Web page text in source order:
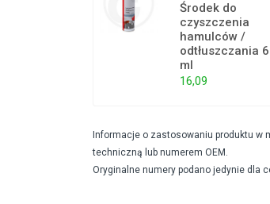
Środek do
czyszczenia
hamulców /
odtłuszczania
ml
16,09
Informacje o zastosowaniu produktu w
techniczną lub numerem OEM.
Oryginalne numery podano jedynie dla